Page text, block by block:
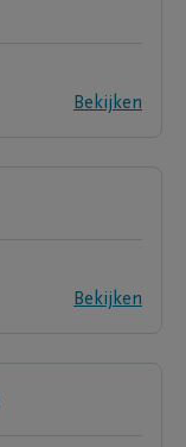
Bekijken
Bekijken